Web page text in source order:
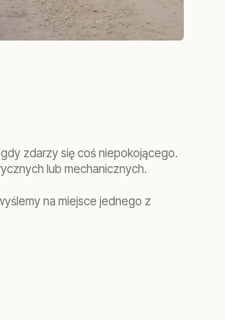
zdarzy się coś niepokojącego.
lub mechanicznych.
na miejsce jednego z